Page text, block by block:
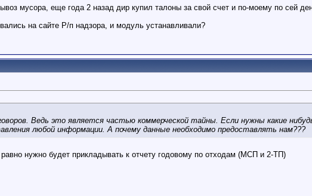
мусора, еще года 2 назад дир купил талоны за свой счет и по-моему по сей
на сайте Р/п надзора, и модуль устанавливали?
Ведь это является частью коммерческой тайны. Если нужны какие
любой информации. А почему данные необходимо предоставлять нам???
нужно будет прикладывать к отчету годовому по отходам (МСП и 2-ТП)